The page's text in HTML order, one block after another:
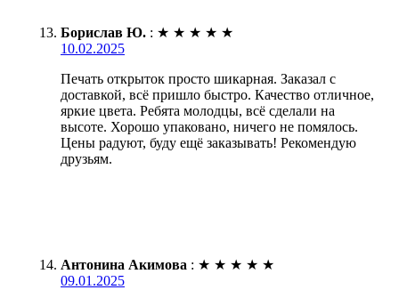
Борислав Ю. : ★ ★ ★ ★ ★
10.02.2025
Печать открыток просто шикарная. Заказал с
доставкой, всё пришло быстро. Качество отличное,
яркие цвета. Ребята молодцы, всё сделали на
высоте. Хорошо упаковано, ничего не помялось.
Цены радуют, буду ещё заказывать! Рекомендую
друзьям.
Антонина Акимова : ★ ★ ★ ★ ★
09.01.2025